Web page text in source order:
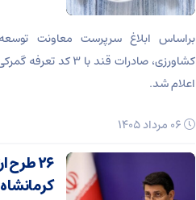
براساس ابلاغ سرپرست معاونت توسعه
کشاورزی، صادرات قند
اعلام شد.
۲۶ طرح